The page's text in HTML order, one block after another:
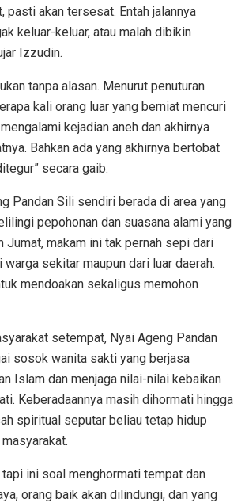
pasti akan tersesat. Entah jalannya
keluar-keluar, atau malah dibikin
Izzudin.
tanpa alasan. Menurut penuturan
kali orang luar yang berniat mencuri
kejadian aneh dan akhirnya
Bahkan ada yang akhirnya bertobat
secara gaib.
Pandan Sili sendiri berada di area yang
pepohonan dan suasana alami yang
Jumat, makam ini tak pernah sepi dari
sekitar maupun dari luar daerah.
mendoakan sekaligus memohon
setempat, Nyai Ageng Pandan
sosok wanita sakti yang berjasa
Islam dan menjaga nilai-nilai kebaikan
Keberadaannya masih dihormati hingga
spiritual seputar beliau tetap hidup
tapi ini soal menghormati tempat dan
orang baik akan dilindungi, dan yang